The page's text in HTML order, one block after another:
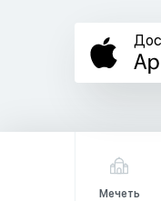
Мечеть